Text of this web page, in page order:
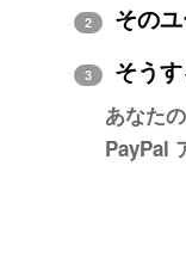
2 その
3 そう
あなた
PayPal